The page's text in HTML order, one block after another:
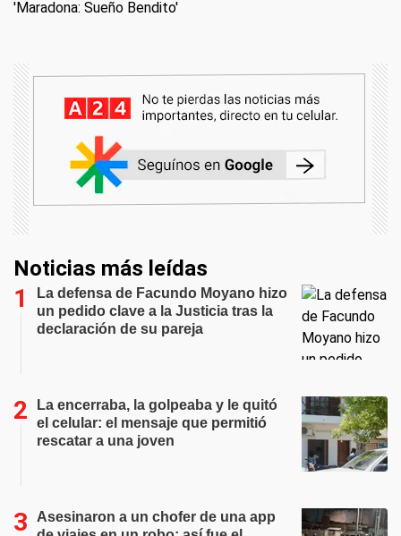
'Maradona: Sueño Bendito'
Noticias más leídas
La defensa de Facundo Moyano hizo
un pedido clave a la Justicia tras la
declaración de su pareja
La encerraba, la golpeaba y le quitó
el celular: el mensaje que permitió
rescatar a una joven
Asesinaron a un chofer de una app